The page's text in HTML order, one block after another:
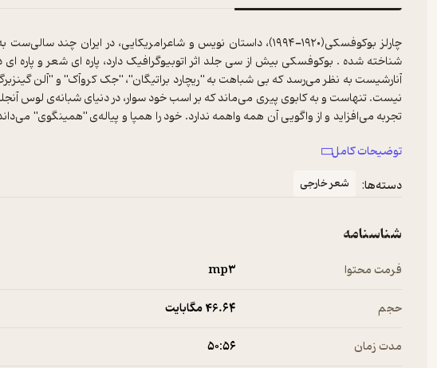
چارلز بوکوفسکی(۱۹۲۰-۱۹۹۴)، داستان نویس و شاعرامریکایی، در
شناخته شده . بوکوفسکی بیش از سی جلد اثر اتوبیوگرافیک دارد، پاره ای شعر و پاره
آنارشیست به نظر می‌رسد که بی شباهت به "ریچارد براتیگان"، "جک کروآک" و "آلن
نیست. تنهاست و به کابوی پیری می‌ماند که بر اسب خود سوار، در دنیای شبانه‌ی لوس
تجربه می‌افزاید و از واگویی آن همه واهمه ندارد. خود را همپا و پیاله‌ی "همینگوی"
ساخته‌ی همین چیزهای دم دستی و کوچک و روزمره‌ست. در اروپا بیش از امریکا خواننده
توضیحات کامل
دسته‌ها:
شعر خارجی
شناسنامه
فرمت محتوا mp۳
حجم 46.۶۴ مگابایت
مدت زمان ۵۰:۵۶